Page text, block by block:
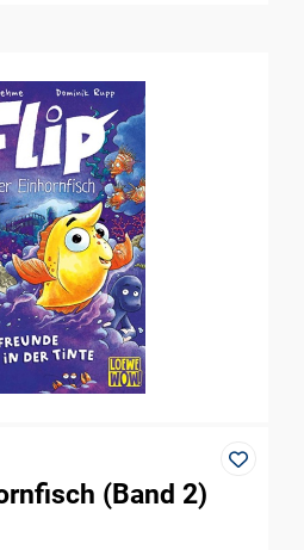
(Band 2)